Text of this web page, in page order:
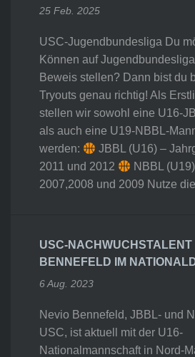
25 Feb. 2025
USC-Jugendbundesliga Du
Können auf
Beweis stellen? Dann bist du
Tryouts genau richtig! Als
stellen wir sowohl eine U16-
als auch eine U19-NBBL-
werden:
JBBL (U16) –
2011 und 2012
NBBL
2007,2008 und 2009 Nutze
USC-NACHWUCHSTALENT
BENNEFELD IM
6 Aug. 2023
Nevio Bennefeld, JBBL- und
USC, ist aktuell mit der U16-
Nationalmannschaft in Nord-